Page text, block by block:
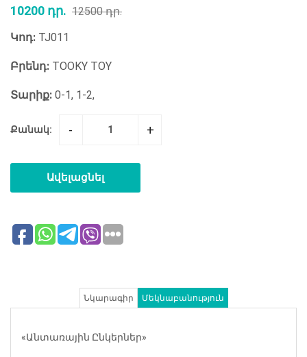
10200 դր. 12500 դր.
Կոդ: TJ011
Բրենդ: TOOKY TOY
Տարիք: 0-1, 1-2,
Քանակ: - +
Ավելացնել
Նկարագիր Մեկնաբանություն
«Անտառային Ընկերներ»